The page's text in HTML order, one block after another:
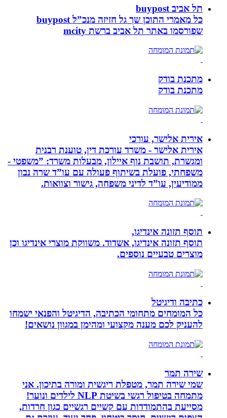
תל אביב buypost
כל מאמרי התוכן שך גל חזיזה מנכ”ל buypost
שפורסמו באתר תל אביב ברשת mcity
מתכנת בודק
מתכנת בודק
אירית אלישר, עורכי
אירית אלישר - משרד עורכת דין, טוענת רבנית
ומגשרת, תושבת נוף איילון, מבעלות משרד: ”משפטי -
משפחתי, פועלת בשיתוף פעולה עם עו”ד שרה נבון
ממודיעין, עו”ד לדיני משפחה, גישור וצוואות.
תוסף תזונה אינדיגו,
תוסף תזונה אינדיגו, אשדוד. משווקת מוצרי אינדיגו וכן
מוצרים טבעיים נוספים.
כתיבה ודיגיטל
כל המומחים מתחומי הכתיבה, הדיגיטל והפנאי ישמחו
להעניק לכם מענה מקצועי ומהימן במגוון נושאים!
שירה תמר
שמי שירה תמר, מטפלת ריגשית ומורה בתיכון. אני
מתמחה בטיפול רגשי בשיטת NLP לילדים ונוער!
מסייעת בהתמודדות עם קשיים רגשיים כגון חרדות,